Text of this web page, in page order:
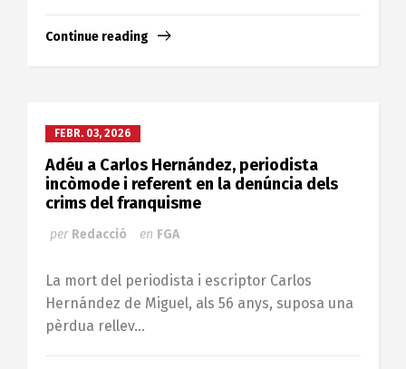
Continue reading
FEBR. 03, 2026
Adéu a Carlos Hernández, periodista
incòmode i referent en la denúncia dels
crims del franquisme
per Redacció en FGA
La mort del periodista i escriptor Carlos
Hernández de Miguel, als 56 anys, suposa una
pèrdua rellev...